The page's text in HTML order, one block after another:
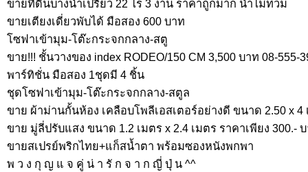
ขายที่ดินบางน้ำเปรี้ยว 22 ไร่ 3 งาน ราคาถูกมาก น้ำไม่ท่วม
ขายเตียงเดี่ยวพับได้ มือสอง 600 บาท
โซฟาเข้ามุม-โต๊ะกระจกกลาง-สตู
ขาย!!! ชั้นวางของ index RODEO/150 CM 3,500 บาท 08-555-
พาร์ทิชั่น มือสอง 1ชุดมี 4 ชิ้น
ชุดโซฟาเข้ามุม-โต๊ะกระจกกลาง-สตูล
ขาย ผ้าม่านกั้นห้อง เคลือบโพลีเอสเตอร์อย่างดี ขนาด 2.50 x 4
ขาย มู่ลี่ปรับแสง ขนาด 1.2 เมตร x 2.4 เมตร ราคาเพียง 300.-
ขายสเปรย์พริกไทย+แก็สน้ำตา พร้อมซองหนังพกพา
พ ว ง กุ ญ แ จ คู่ น่ า รั ก จ า ก ญี่ ปุ่ น ^^